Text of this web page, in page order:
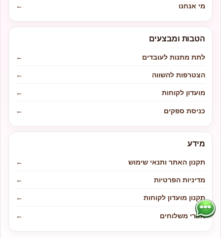
מי אנחנו
←
הטבות ומבצעים
לתת מתנות לעובדים
←
הצטרפות להשווה
←
מועדון לקוחות
←
כניסת ספקים
←
מידע
תקנון האתר ותנאי שימוש
←
מדיניות הפרטיות
←
תקנון מועדון לקוחות
←
אזורי משלוחים
←